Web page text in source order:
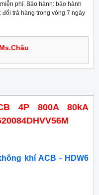
phí. Bảo hành: bảo hành
trả hàng trong vòng 7 ngày
4P 800A 80kA
khí ACB - HDW6